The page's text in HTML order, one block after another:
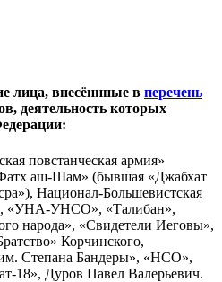
лица, внесённные в перечень
деятельность которых
повстанческая армия»
аш-Шам» (бывшая «Джабхат
Национал-Большевистская
«УНА-УНСО», «Талибан»,
народа», «Свидетели Иеговы»,
Корчинского,
Степана Бандеры», «НСО»,
18», Дуров Павел Валерьевич.